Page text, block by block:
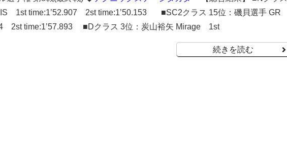
1st time:1’52.907 2st time:1’50.153 ■SC2クラス 15位：磯貝選手 GR
2st time:1’57.893 ■Dクラス 3位：炭山裕矢 Mirage 1st
続きを読む